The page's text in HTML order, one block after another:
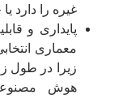
غیره را دارد
پایداری و
معماری
زیرا در طول
هوش